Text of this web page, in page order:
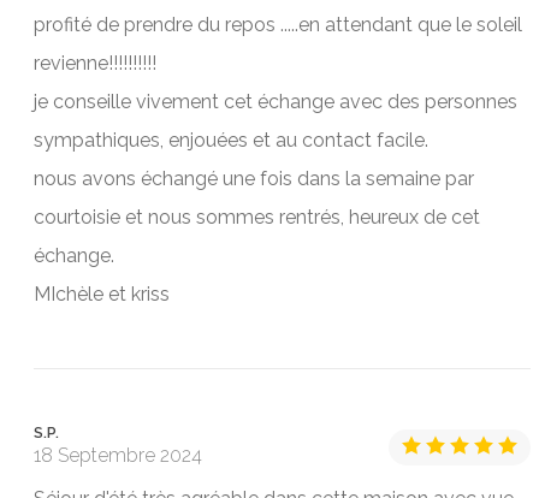
profité de prendre du repos .....en attendant que le soleil
revienne!!!!!!!!!!
je conseille vivement cet échange avec des personnes
sympathiques, enjouées et au contact facile.
nous avons échangé une fois dans la semaine par
courtoisie et nous sommes rentrés, heureux de cet
échange.
MIchèle et kriss
S.P.
18 Septembre 2024